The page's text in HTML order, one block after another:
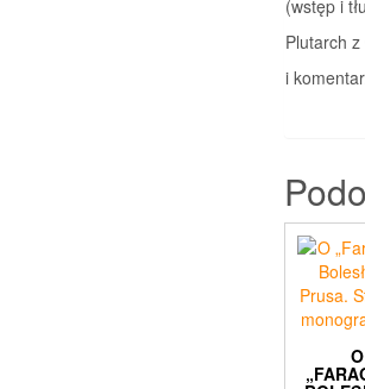
(wstęp i
Plutarch
i
O